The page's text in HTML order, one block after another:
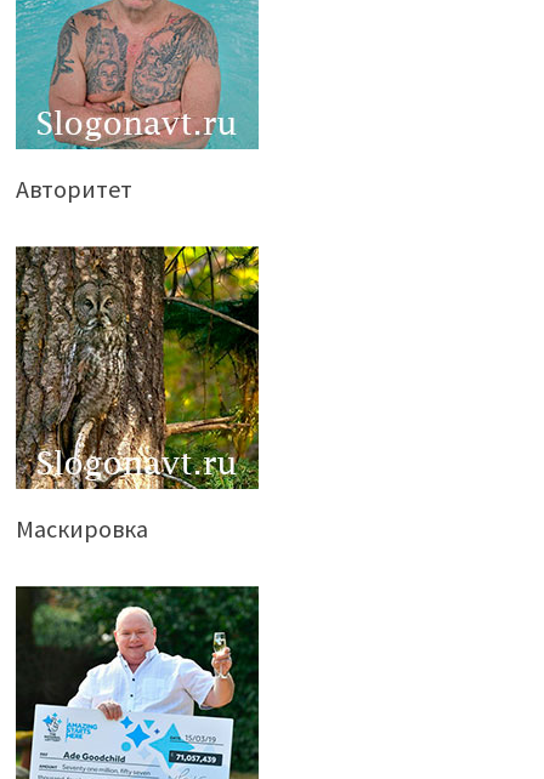
Авторитет
Маскировка